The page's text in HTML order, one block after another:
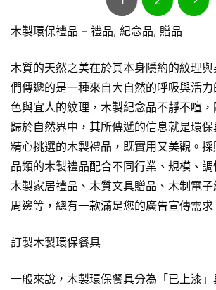
木製環保禮品 – 禮品, 紀念品, 贈品
木質的天然之美在於其本身隱約的紋理
們傳遞的是一種來自大自然的呼吸與活
色與宜人的紋理，木製紀念品不靜不喧
歸於自然界中，其所傳遞的信息就是環
精心挑選的木製禮品，既實用又美觀。
品類的木製禮品配合不同行業、規模、
木製家居禮品、木質文具贈品、木制電
周邊等，總有一款滿足您的廣告宣傳需求
訂製木製環保餐具
一般來說，木製環保餐具分為「已上漆